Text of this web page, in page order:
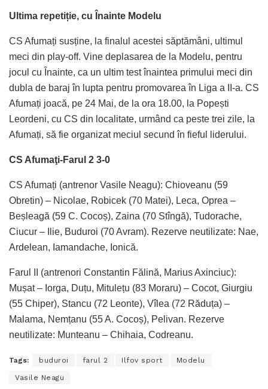
Ultima repetiție, cu Înainte Modelu
CS Afumați susține, la finalul acestei săptămâni, ultimul
meci din play-off. Vine deplasarea de la Modelu, pentru
jocul cu Înainte, ca un ultim test înaintea primului meci din
dubla de baraj în lupta pentru promovarea în Liga a II-a. CS
Afumați joacă, pe 24 Mai, de la ora 18.00, la Popești
Leordeni, cu CS din localitate, urmând ca peste trei zile, la
Afumați, să fie organizat meciul secund în fieful liderului.
CS Afumaţi-Farul 2 3-0
CS Afumați (antrenor Vasile Neagu): Chioveanu (59
Obretin) – Nicolae, Robicek (70 Matei), Leca, Oprea –
Beșleagă (59 C. Cocoș), Zaina (70 Stîngă), Tudorache,
Ciucur – Ilie, Buduroi (70 Avram). Rezerve neutilizate: Nae,
Ardelean, Iamandache, Ionică.
Farul II (antrenori Constantin Fălină, Marius Axinciuc):
Mușat – Iorga, Duțu, Mitulețu (83 Moraru) – Cocot, Giurgiu
(55 Chiper), Stancu (72 Leonte), Vîlea (72 Răduța) –
Malama, Nemțanu (55 A. Cocoș), Pelivan. Rezerve
neutilizate: Munteanu – Chihaia, Codreanu.
Tags: buduroi farul 2 Ilfov sport Modelu
Vasile Neagu